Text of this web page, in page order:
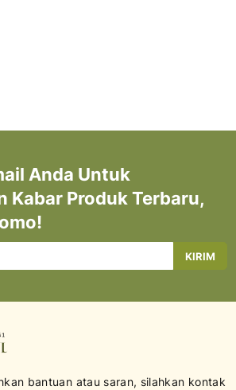
Anda Untuk
Kabar Produk Terbaru,
KIRIM
bantuan atau saran, silahkan kontak